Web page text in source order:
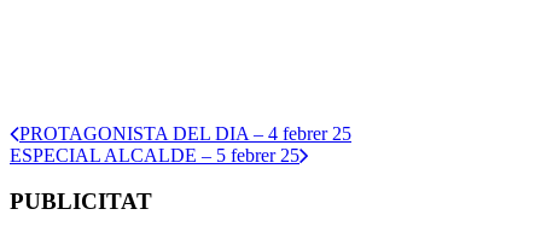
PROTAGONISTA DEL DIA – 4 febrer 25
ESPECIAL ALCALDE – 5 febrer 25
PUBLICITAT